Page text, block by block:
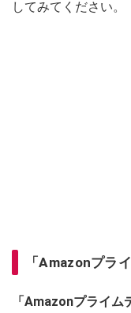
してみてください。
「Amazonプラ
「Amazonプライ